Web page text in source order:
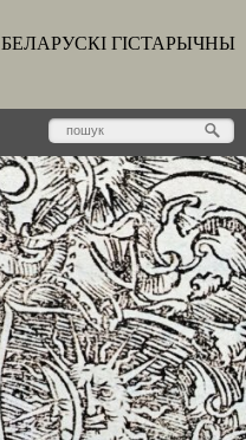
БЕЛАРУСКІ ГІСТАРЫЧНЫ